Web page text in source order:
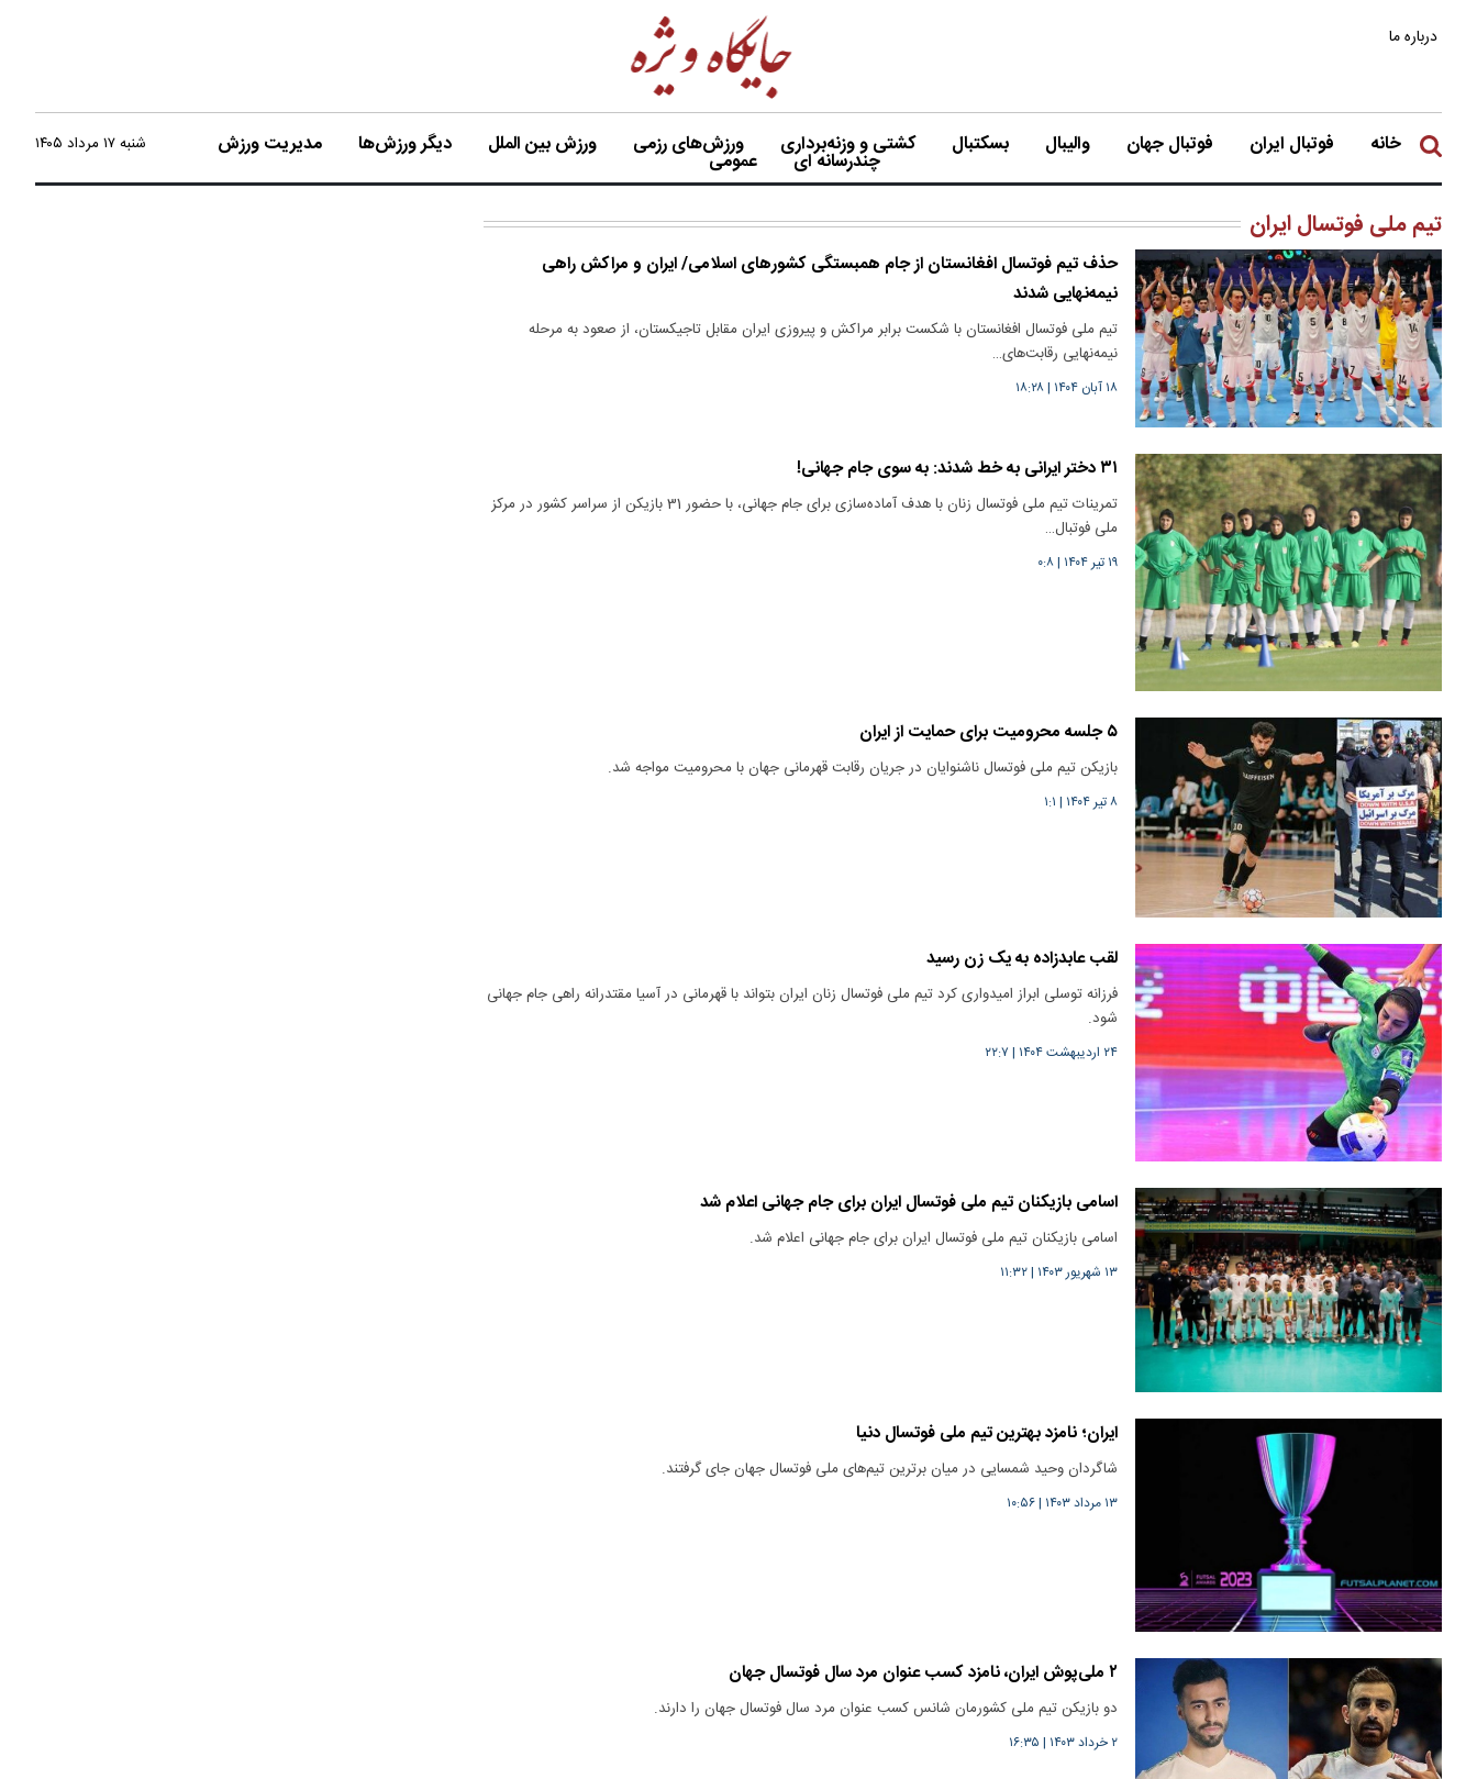
درباره ما
خانه فوتبال ایران فوتبال جهان والیبال بسکتبال کشتی و وزنه‌برداری ورزش‌های رزمی ورزش بین الملل دیگر ورزش‌ها مدیریت ورزش
چندرسانه ای عمومی
شنبه ۱۷ مرداد ۱۴۰۵
تیم ملی فوتسال ایران
حذف تیم فوتسال افغانستان از جام همبستگی کشورهای اسلامی/ ایران و مراکش راهی
نیمه‌نهایی شدند
تیم ملی فوتسال افغانستان با شکست برابر مراکش و پیروزی ایران مقابل تاجیکستان، از صعود به مرحله
نیمه‌نهایی رقابت‌های…
۱۸ آبان ۱۴۰۴ |۱۸:۲۸
۳۱ دختر ایرانی به خط شدند: به سوی جام جهانی!
تمرینات تیم ملی فوتسال زنان با هدف آماده‌سازی برای جام جهانی، با حضور 31 بازیکن از سراسر کشور در مرکز
ملی فوتبال…
۱۹ تیر ۱۴۰۴ |۰:۸
۵ جلسه محرومیت برای حمایت از ایران
بازیکن تیم ملی فوتسال ناشنوایان در جریان رقابت قهرمانی جهان با محرومیت مواجه شد.
۸ تیر ۱۴۰۴ | ۱:۱
لقب عابدزاده به یک زن رسید
فرزانه توسلی ابراز امیدواری کرد تیم ملی فوتسال زنان ایران بتواند با قهرمانی در آسیا مقتدرانه راهی جام جهانی
شود.
۲۴ اردیبهشت ۱۴۰۴ | ۲۲:۷
اسامی بازیکنان تیم ملی فوتسال ایران برای جام جهانی اعلام شد
اسامی بازیکنان تیم ملی فوتسال ایران برای جام جهانی اعلام شد.
۱۳ شهریور ۱۴۰۳ |۱۱:۳۲
ایران؛ نامزد بهترین تیم ملی فوتسال دنیا
شاگردان وحید شمسایی در میان برترین تیم‌های ملی فوتسال جهان جای گرفتند.
۱۳ مرداد ۱۴۰۳ |۱۰:۵۶
۲ ملی‌پوش ایران، نامزد کسب عنوان مرد سال فوتسال جهان
دو بازیکن تیم ملی کشورمان شانس کسب عنوان مرد سال فوتسال جهان را دارند.
۲ خرداد ۱۴۰۳ | ۱۶:۳۵